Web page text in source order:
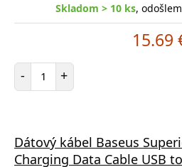
Skladom > 10 ks,
15.69
- Počet položiek
+
Dátový kábel Baseus
Charging Data Cable USB